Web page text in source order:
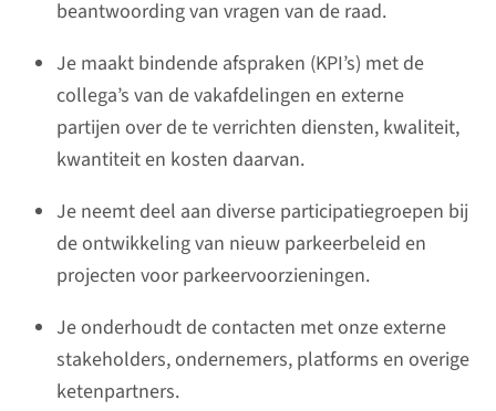
beantwoording van vragen van de raad.
Je maakt bindende afspraken (KPI’s) met de
collega’s van de vakafdelingen en externe
partijen over de te verrichten diensten, kwaliteit,
kwantiteit en kosten daarvan.
Je neemt deel aan diverse participatiegroepen bij
de ontwikkeling van nieuw parkeerbeleid en
projecten voor parkeervoorzieningen.
Je onderhoudt de contacten met onze externe
stakeholders, ondernemers, platforms en overige
ketenpartners.